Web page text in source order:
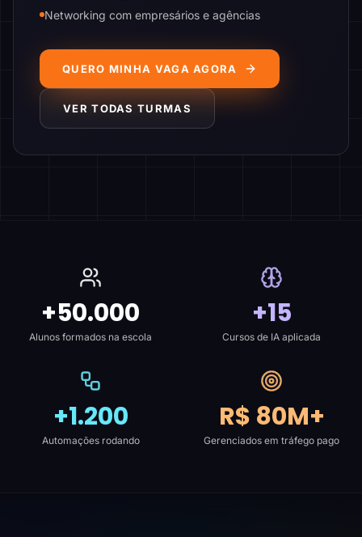
Networking com empresários e agências
QUERO MINHA VAGA AGORA
VER TODAS TURMAS
+50.000
Alunos formados na escola
+15
Cursos de IA aplicada
+1.200
Automações rodando
R$ 80M+
Gerenciados em tráfego pago